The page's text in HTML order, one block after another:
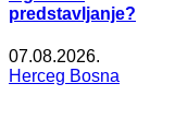
predstavljanje?
07.08.2026.
Herceg Bosna